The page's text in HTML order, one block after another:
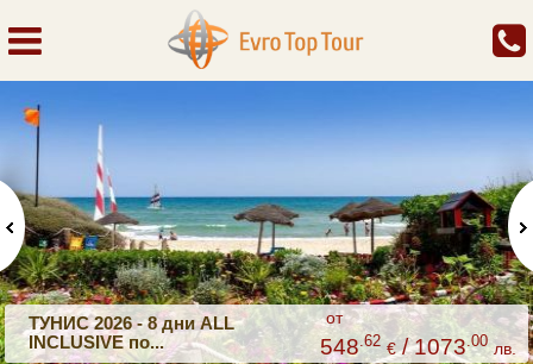
ТУНИС 2026 - 8 дни ALL
INCLUSIVE по...
от
548.62 €/ 1073.00 лв.